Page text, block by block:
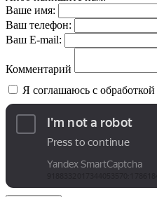
Ваше имя:
Ваш телефон:
Ваш E-mail:
Комментарий
Я соглашаюсь с обработкой